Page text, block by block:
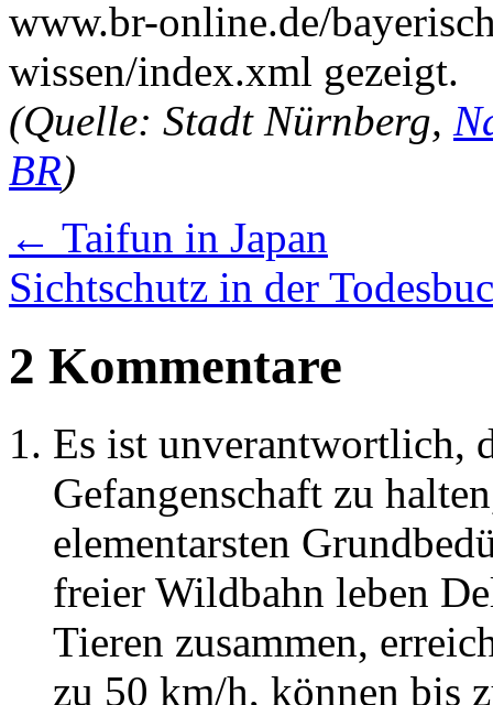
www.br-online.de/
wissen/index.xml gezeigt.
(Quelle: Stadt Nürnberg,
BR)
← Taifun in Japan
Sichtschutz in der
2 Kommentare
Es ist unverantwortlich,
Gefangenschaft zu
elementarsten
freier Wildbahn leben
Tieren zusammen,
zu 50 km/h, können bis